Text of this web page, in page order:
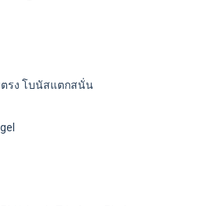
ตรง โบนัสแตกสนั่น